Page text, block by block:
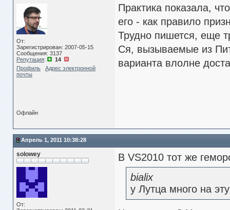
От:
Зарегистрирован: 2007-05-15
Сообщения: 3137
Репутация:
14
Профиль
Адрес электронной
почты
Практика показала,
его - как правило
Трудно пишется, еще
Ся, вызываемые из
варианта влолне
Офлайн
Апрель 1, 2011 10:38:28
solowey
От:
В VS2010 тот же
bialix
у Лутца много на